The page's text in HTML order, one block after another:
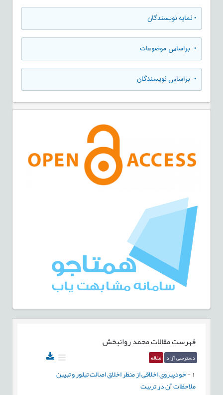
•نمایه نویسندگان
• براساس موضوعات
• براساس نویسندگان
فهرست مقالاتمحمد روانبخش
دسترسی آزاد مقاله
-خودپیروی اخلاقی از منظر اخلاق اصالت تیلور و تبیین
ملاحظات آن در تربیت